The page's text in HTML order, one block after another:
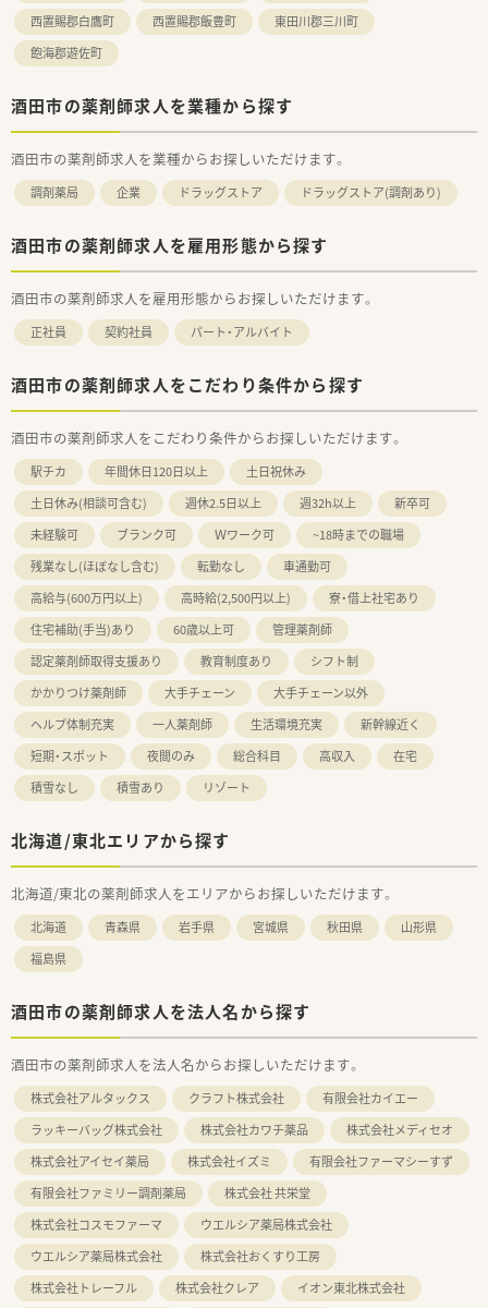
■日曜日と祝日がお休みとなるほか、シフト調整によるお休みも
あり、ワークライフバランスを保ちやすい勤務体系です。
■夏期休暇や年末年始の休暇もしっかりと用意されており、スタ
す。
西置賜郡白鷹町
西置賜郡飯豊町
東田川郡三川町
飽海郡遊佐町
酒田市の薬剤師求人を業種から探す
酒田市の薬剤師求人を業種からお探しいただけます。
調剤薬局 企業 ドラッグストア ドラッグストア(調剤あり)
酒田市の薬剤師求人を雇用形態から探す
酒田市の薬剤師求人を雇用形態からお探しいただけます。
正社員 契約社員 パート・アルバイト
酒田市の薬剤師求人をこだわり条件から探す
酒田市の薬剤師求人をこだわり条件からお探しいただけます。
駅チカ 年間休日120日以上
土日祝休み
土日休み(相談可含む)
週休2.5日以上 週32h以上
新卒可
未経験可
ブランク可 Ｗワーク可
~18時までの職場
残業なし(ほぼなし含む)
転勤なし
車通勤可
高給与(600万円以上)
高時給(2,500円以上)
寮・借上社宅あり
住宅補助(手当)あり
60歳以上可
管理薬剤師
認定薬剤師取得支援あり
教育制度あり
シフト制
かかりつけ薬剤師
大手チェーン
大手チェーン以外
ヘルプ体制充実
一人薬剤師 生活環境充実
新幹線近く
短期・スポット
夜間のみ 総合科目 高収入
在宅
積雪なし
積雪あり リゾート
北海道/東北エリアから探す
北海道/東北の薬剤師求人をエリアからお探しいただけます。
北海道 青森県 岩手県 宮城県 秋田県
山形県
福島県
酒田市の薬剤師求人を法人名から探す
酒田市の薬剤師求人を法人名からお探しいただけます。
株式会社アルタックス クラフト株式会社
有限会社カイエー
ラッキーバッグ株式会社
株式会社カワチ薬品
株式会社メディセオ
株式会社アイセイ薬局
株式会社イズミ
有限会社ファーマシーすず
有限会社ファミリー調剤薬局
株式会社 共栄堂
株式会社コスモファーマ
ウエルシア薬局株式会社
ウエルシア薬局株式会社
株式会社おくすり工房
株式会社トレーフル
株式会社クレア
イオン東北株式会社